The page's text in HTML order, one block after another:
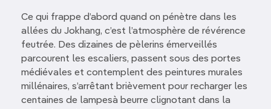
Ce qui frappe d’abord quand on pénètre dans les
allées du Jokhang, c’est l’atmosphère de révérence
feutrée. Des dizaines de pèlerins émerveillés
parcourent les escaliers, passent sous des portes
médiévales et contemplent des peintures murales
millénaires, s’arrêtant brièvement pour recharger les
centaines de lampesà beurre clignotant dans la